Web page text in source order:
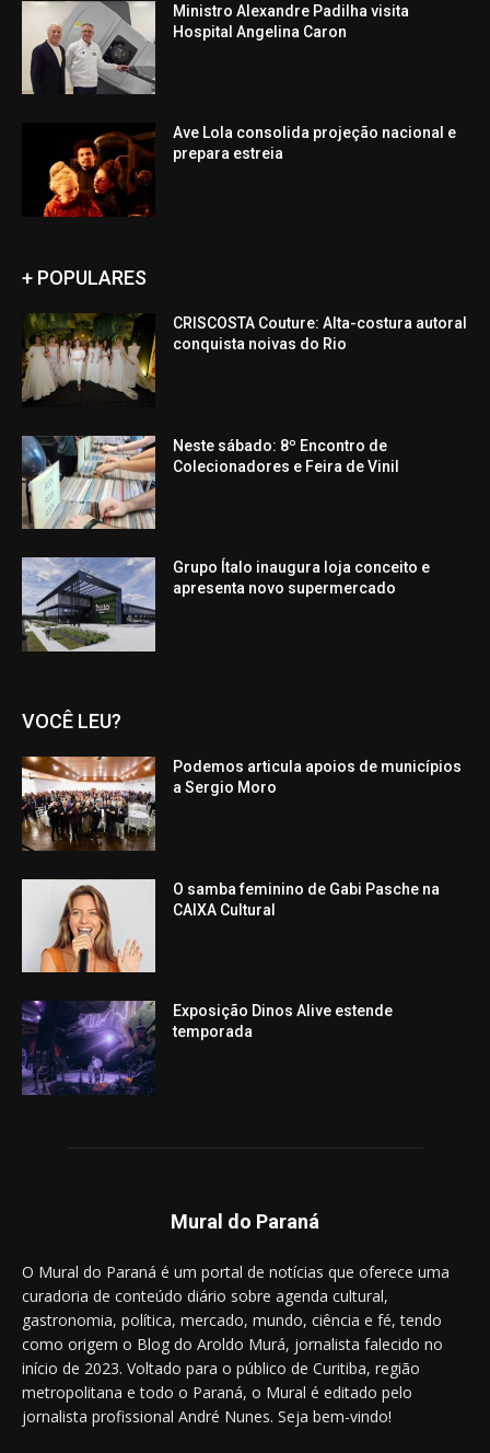
Ministro Alexandre Padilha visita
Hospital Angelina Caron
Ave Lola consolida projeção nacional e
prepara estreia
+ POPULARES
CRISCOSTA Couture: Alta-costura autoral
conquista noivas do Rio
Neste sábado: 8º Encontro de
Colecionadores e Feira de Vinil
Grupo Ítalo inaugura loja conceito e
apresenta novo supermercado
VOCÊ LEU?
Podemos articula apoios de municípios
a Sergio Moro
O samba feminino de Gabi Pasche na
CAIXA Cultural
Exposição Dinos Alive estende
temporada
Mural do Paraná
O Mural do Paraná é um portal de notícias que oferece uma
curadoria de conteúdo diário sobre agenda cultural,
gastronomia, política, mercado, mundo, ciência e fé, tendo
como origem o Blog do Aroldo Murá, jornalista falecido no
início de 2023. Voltado para o público de Curitiba, região
metropolitana e todo o Paraná, o Mural é editado pelo
jornalista profissional André Nunes. Seja bem-vindo!